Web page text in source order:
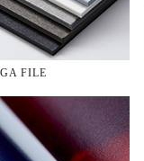
GA FILE